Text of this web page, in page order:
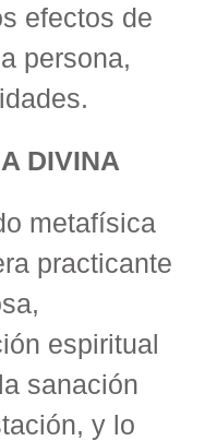
efectos de
persona,
DIVINA
metafísica
practicante
espiritual
sanación
y lo